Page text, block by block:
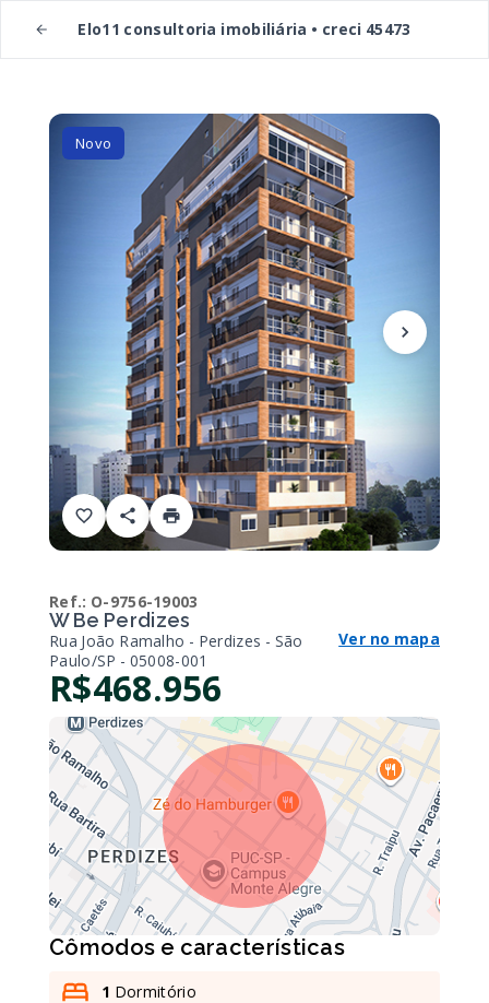
Elo11 consultoria imobiliária • creci 45473
Novo
Ref.: O-9756-19003
W Be Perdizes
Rua João Ramalho - Perdizes - São
Paulo/SP - 05008-001
Ver no mapa
R$468.956
Cômodos e características
1 Dormitório